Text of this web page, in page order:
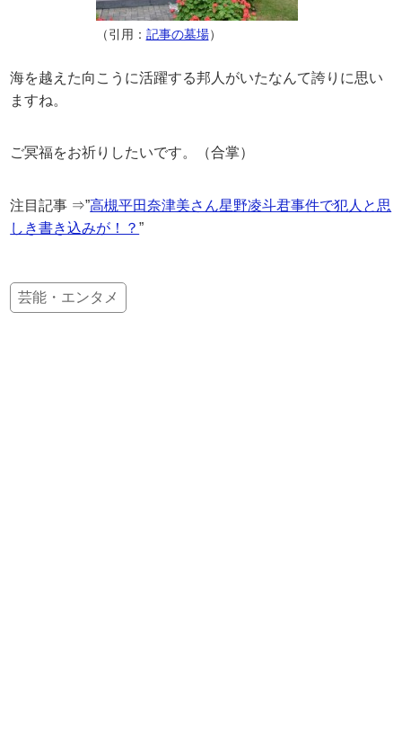
（引用： 記事の墓場）
海を越えた向こうに活躍する邦人がいたなんて誇りに思い
ますね。
ご冥福をお祈りしたいです。（合掌）
注目記事 ⇒”高槻平田奈津美さん星野凌斗君事件で犯人と思
しき書き込みが！？”
芸能・エンタメ